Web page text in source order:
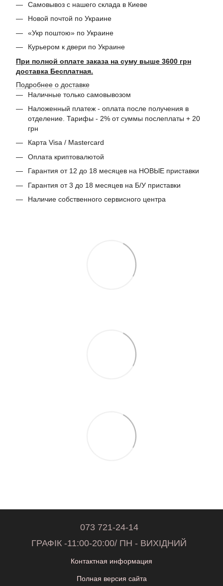
Самовывоз с нашего склада в Киеве
Новой почтой по Украине
«Укр поштою» по Украине
Курьером к двери по Украине
При полной оплате заказа на суму выше 3600 грн
доставка Бесплатная.
Подробнее о доставке
Наличные только самовывозом
Наложенный платеж - оплата после получения в
отделение. Тарифы - 2% от суммы послеплаты + 20
грн
Карта Visa / Mastercard
Оплата криптовалютой
Гарантия от 12 до 18 месяцев на НОВЫЕ приставки
Гарантия от 3 до 18 месяцев на Б/У приставки
Наличие собственного сервисного центра
073 721-24-14
ГРАФІК -11:00-20:00/ ПН - ВИХІДНИЙ
Контактная информация
Полная версия сайта